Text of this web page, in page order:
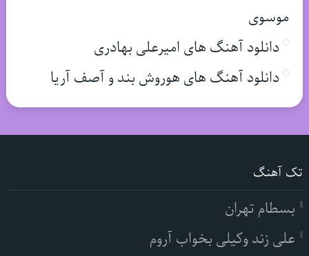
موسوی
دانلود آهنگ های امیرعلی بهادری
دانلود آهنگ های هوروش بند و آصف آریا
تک آهنگ
بسطام تهران
علی زند وکیلی بخواب آروم